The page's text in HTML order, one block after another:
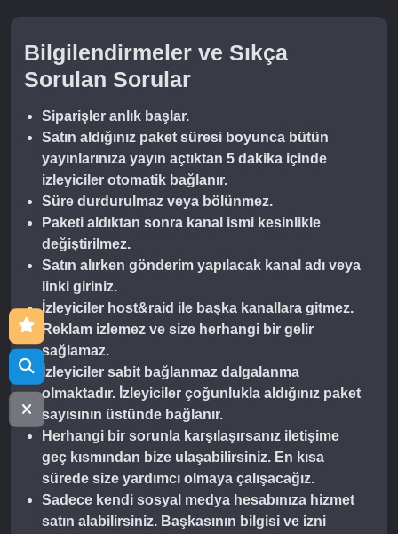
Bilgilendirmeler ve Sıkça
Sorulan Sorular
Siparişler anlık başlar.
Satın aldığınız paket süresi boyunca bütün
yayınlarınıza yayın açtıktan 5 dakika içinde
izleyiciler otomatik bağlanır.
Süre durdurulmaz veya bölünmez.
Paketi aldıktan sonra kanal ismi kesinlikle
değiştirilmez.
Satın alırken gönderim yapılacak kanal adı veya
linki giriniz.
İzleyiciler host&raid ile başka kanallara gitmez.
Reklam izlemez ve size herhangi bir gelir
sağlamaz.
İzleyiciler sabit bağlanmaz dalgalanma
olmaktadır. İzleyiciler çoğunlukla aldığınız paket
sayısının üstünde bağlanır.
Herhangi bir sorunla karşılaşırsanız iletişime
geç kısmından bize ulaşabilirsiniz. En kısa
sürede size yardımcı olmaya çalışacağız.
Sadece kendi sosyal medya hesabınıza hizmet
satın alabilirsiniz. Başkasının bilgisi ve izni